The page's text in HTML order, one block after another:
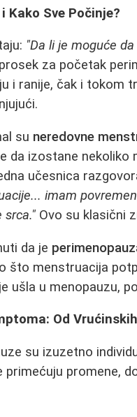
Kako Sve Počinje?
"Da li je moguće
za početak
i ranije, čak i tokom
su neredovne
da izostane nekoliko
učesnica
imam
srca." Ovo su klasični
da je
što menstruacija
ušla u menopauzu,
Od
su izuzetno
primećuju promene,